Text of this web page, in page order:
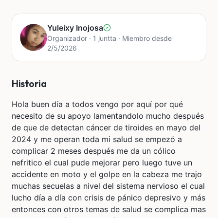
Yuleixy Inojosa
Organizador · 1 juntta · Miembro desde
2/5/2026
Historia
Hola buen día a todos vengo por aquí por qué
necesito de su apoyo lamentandolo mucho después
de que de detectan cáncer de tiroides en mayo del
2024 y me operan toda mi salud se empezó a
complicar 2 meses después me da un cólico
nefritico el cual pude mejorar pero luego tuve un
accidente en moto y el golpe en la cabeza me trajo
muchas secuelas a nivel del sistema nervioso el cual
lucho día a día con crisis de pánico depresivo y más
entonces con otros temas de salud se complica mas